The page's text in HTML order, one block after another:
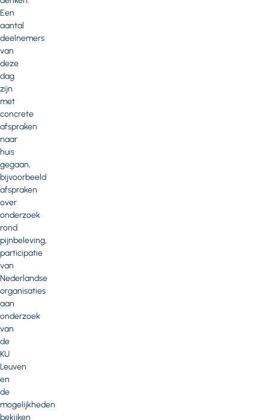
Een
aantal
deelnemers
van
deze
dag
zijn
met
concrete
afspraken
naar
huis
gegaan,
bijvoorbeeld
afspraken
over
onderzoek
rond
pijnbeleving,
participatie
van
Nederlandse
organisaties
aan
onderzoek
van
de
KU
Leuven
en
de
mogelijkheden
bekijken